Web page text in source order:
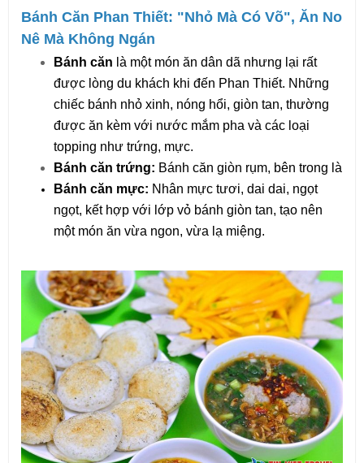
Bánh Căn Phan Thiết: "Nhỏ Mà Có Võ", Ăn No
Nê Mà Không Ngán
Bánh căn là một món ăn dân dã nhưng lại rất
được lòng du khách khi đến Phan Thiết. Những
chiếc bánh nhỏ xinh, nóng hổi, giòn tan, thường
được ăn kèm với nước mắm pha và các loại
topping như trứng, mực.
Bánh căn trứng: Bánh căn giòn rụm, bên trong là
Bánh căn mực: Nhân mực tươi, dai dai, ngọt
ngọt, kết hợp với lớp vỏ bánh giòn tan, tạo nên
một món ăn vừa ngon, vừa lạ miệng.